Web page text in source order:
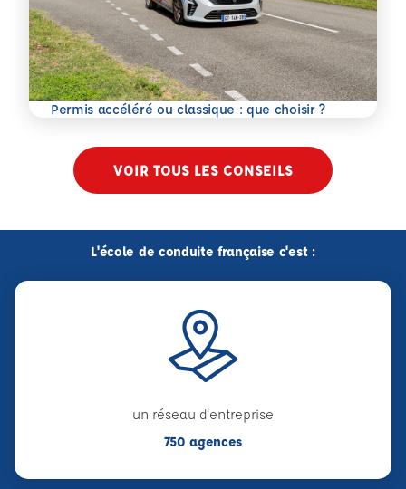
Permis accéléré ou classique : que choisir ?
En savoir plus
VOIR TOUS LES CONSEILS
L'école de conduite française c'est :
un réseau d'entreprise
750 agences